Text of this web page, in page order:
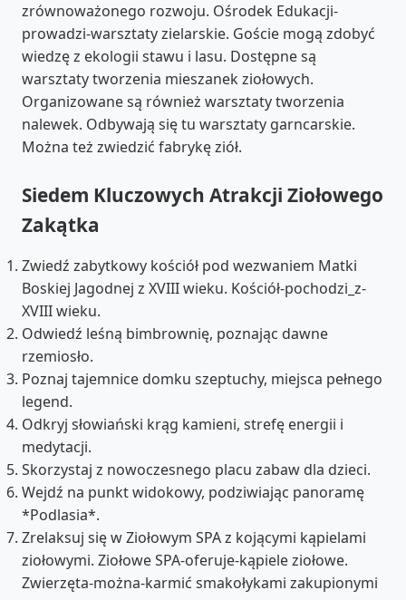
zrównoważonego rozwoju. Ośrodek Edukacji-
prowadzi-warsztaty zielarskie. Goście mogą zdobyć
wiedzę z ekologii stawu i lasu. Dostępne są
warsztaty tworzenia mieszanek ziołowych.
Organizowane są również warsztaty tworzenia
nalewek. Odbywają się tu warsztaty garncarskie.
Można też zwiedzić fabrykę ziół.
Siedem Kluczowych Atrakcji Ziołowego
Zakątka
Zwiedź zabytkowy kościół pod wezwaniem Matki
Boskiej Jagodnej z XVIII wieku. Kościół-pochodzi_z-
XVIII wieku.
Odwiedź leśną bimbrownię, poznając dawne
rzemiosło.
Poznaj tajemnice domku szeptuchy, miejsca pełnego
legend.
Odkryj słowiański krąg kamieni, strefę energii i
medytacji.
Skorzystaj z nowoczesnego placu zabaw dla dzieci.
Wejdź na punkt widokowy, podziwiając panoramę
*Podlasia*.
Zrelaksuj się w Ziołowym SPA z kojącymi kąpielami
ziołowymi. Ziołowe SPA-oferuje-kąpiele ziołowe.
Zwierzęta-można-karmić smakołykami zakupionymi